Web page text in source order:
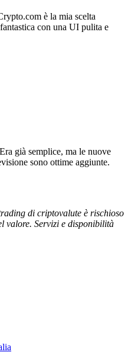
è la mia scelta
con una UI pulita e
già semplice, ma le nuove
sono ottime aggiunte.
di criptovalute è rischioso
valore. Servizi e disponibilità